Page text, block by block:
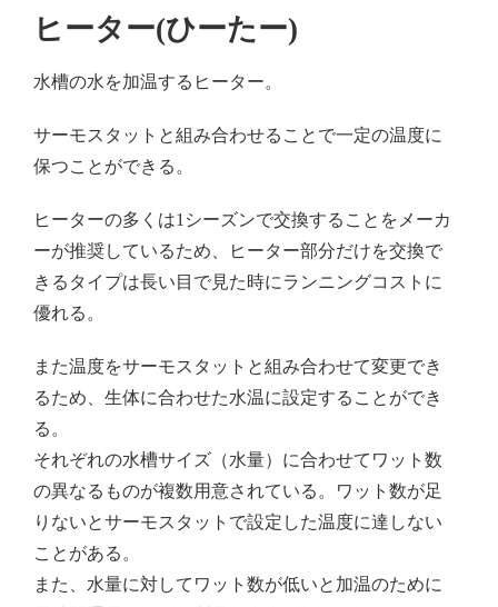
ヒーター(ひーたー)
水槽の水を加温するヒーター。
サーモスタットと組み合わせることで一定の温度に
保つことができる。
ヒーターの多くは1シーズンで交換することをメーカ
ーが推奨しているため、ヒーター部分だけを交換で
きるタイプは長い目で見た時にランニングコストに
優れる。
また温度をサーモスタットと組み合わせて変更でき
るため、生体に合わせた水温に設定することができ
る。
それぞれの水槽サイズ（水量）に合わせてワット数
の異なるものが複数用意されている。ワット数が足
りないとサーモスタットで設定した温度に達しない
ことがある。
また、水量に対してワット数が低いと加温のために